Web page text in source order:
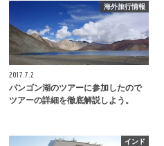
海外旅行情報
2017.7.2
パンゴン湖のツアーに参加したので
ツアーの詳細を徹底解説しよう。
インド